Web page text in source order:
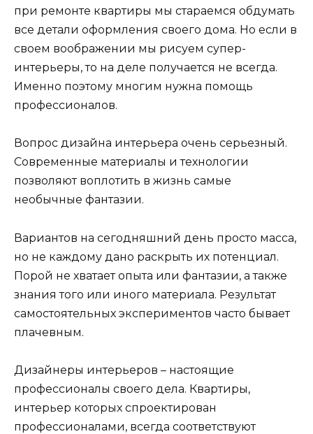
при ремонте квартиры мы стараемся обдумать
все детали оформления своего дома. Но если в
своем воображении мы рисуем супер-
интерьеры, то на деле получается не всегда.
Именно поэтому многим нужна помощь
профессионалов.
Вопрос дизайна интерьера очень серьезный.
Современные материалы и технологии
позволяют воплотить в жизнь самые
необычные фантазии.
Вариантов на сегодняшний день просто масса,
но не каждому дано раскрыть их потенциал.
Порой не хватает опыта или фантазии, а также
знания того или иного материала. Результат
самостоятельных экспериментов часто бывает
плачевным.
Дизайнеры интерьеров – настоящие
профессионалы своего дела. Квартиры,
интерьер которых спроектирован
профессионалами, всегда соответствуют